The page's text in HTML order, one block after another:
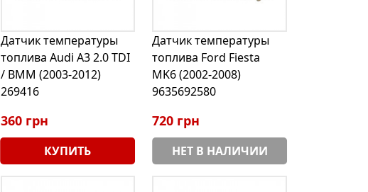
Датчик температуры
топлива Audi A3 2.0 TDI
/ BMM (2003-2012)
269416
360 грн
КУПИТЬ
Датчик температуры
топлива Ford Fiesta
MK6 (2002-2008)
9635692580
720 грн
НЕТ В НАЛИЧИИ